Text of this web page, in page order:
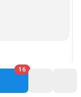
16